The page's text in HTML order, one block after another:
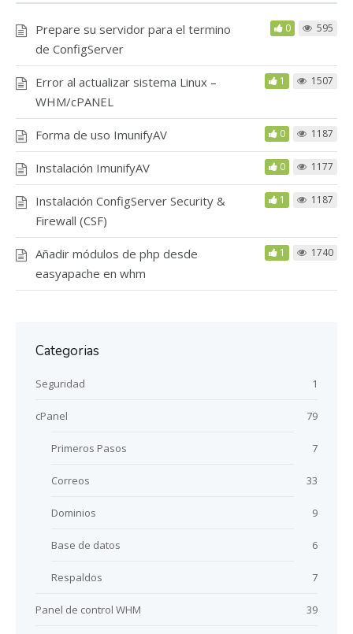
Prepare su servidor para el termino
de ConfigServer
0 595
Error al actualizar sistema Linux –
WHM/cPANEL
1 1507
Forma de uso ImunifyAV 0 1187
Instalación ImunifyAV 0 1177
Instalación ConfigServer Security &
Firewall (CSF)
1 1187
Añadir módulos de php desde
easyapache en whm
1 1740
Categorias
Seguridad 1
cPanel 79
Primeros Pasos 7
Correos 33
Dominios 9
Base de datos 6
Respaldos 7
Panel de control WHM 39